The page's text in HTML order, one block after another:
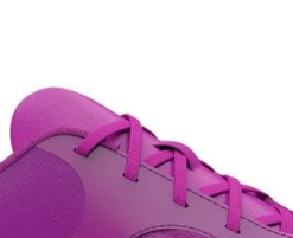
6º
7º preto